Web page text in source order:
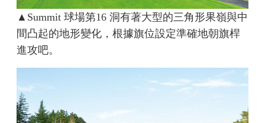
▲Summit 球場第16 洞有著大型的三角形果嶺與中
間凸起的地形變化，根據旗位設定準確地朝旗桿
進攻吧。